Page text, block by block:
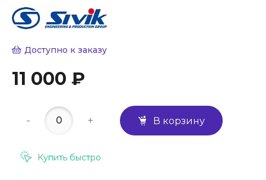
Доступно к заказу
11 000 ₽
- + В корзину
Купить быстро